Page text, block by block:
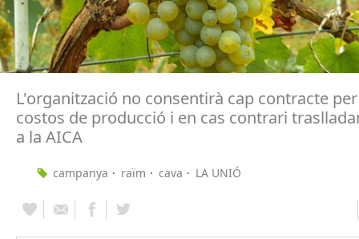
L'organització no consentirà cap contracte
costos de producció i en cas contrari
a la AICA
campanya raïm cava LA UNIÓ